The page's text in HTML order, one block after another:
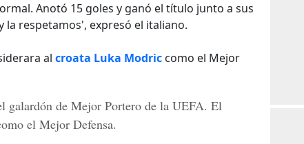
Anotó 15 goles y ganó el título junto a sus
la respetamos', expresó el italiano.
al croata Luka Modric como el Mejor
galardón de Mejor Portero de la UEFA. El
el Mejor Defensa.